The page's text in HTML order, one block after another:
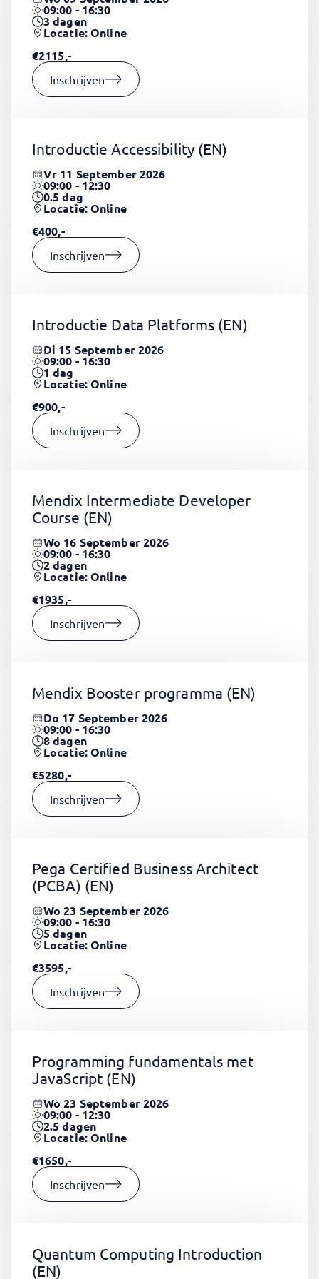
09:00 - 16:30
3dagen
Locatie: Online
€2115,-
Inschrijven
Introductie Accessibility (EN)
Vr 11 September 2026
09:00 - 12:30
0.5dag
Locatie: Online
€400,-
Inschrijven
Introductie Data Platforms (EN)
Di 15 September 2026
09:00 - 16:30
1dag
Locatie: Online
€900,-
Inschrijven
Mendix Intermediate Developer
Course (EN)
Wo 16 September 2026
09:00 - 16:30
2dagen
Locatie: Online
€1935,-
Inschrijven
Mendix Booster programma (EN)
Do 17 September 2026
09:00 - 16:30
8dagen
Locatie: Online
€5280,-
Inschrijven
Pega Certified Business Architect
(PCBA) (EN)
Wo 23 September 2026
09:00 - 16:30
5dagen
Locatie: Online
€3595,-
Inschrijven
Programming fundamentals met
JavaScript (EN)
Wo 23 September 2026
09:00 - 12:30
2.5dagen
Locatie: Online
€1650,-
Inschrijven
Quantum Computing Introduction
(EN)